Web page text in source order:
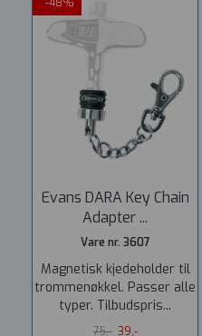
Evans DARA Key Chain
Adapter ...
Vare nr. 3607
Magnetisk kjedeholder til
trommenøkkel. Passer alle
typer. Tilbudspris...
75,- 39,-